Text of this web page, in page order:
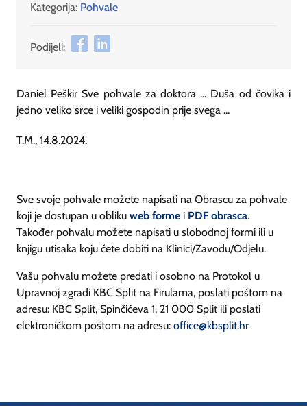
Kategorija: Pohvale
Podijeli:
Daniel Peškir Sve pohvale za doktora ... Duša od čovika i
jedno veliko srce i veliki gospodin prije svega ...
T.M., 14.8.2024.
Sve svoje pohvale možete napisati na Obrascu za pohvale
koji je dostupan u obliku web forme i PDF obrasca.
Također pohvalu možete napisati u slobodnoj formi ili u
knjigu utisaka koju ćete dobiti na Klinici/Zavodu/Odjelu.
Vašu pohvalu možete predati i osobno na Protokol u
Upravnoj zgradi KBC Split na Firulama, poslati poštom na
adresu: KBC Split, Spinčićeva 1, 21 000 Split ili poslati
elektroničkom poštom na adresu: office@kbsplit.hr